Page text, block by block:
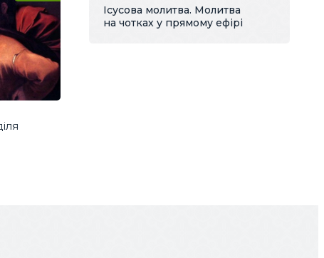
Ісусова молитва. Молитва
на чотках у прямому ефірі